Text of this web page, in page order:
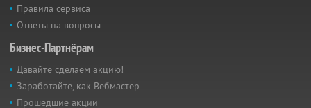
Правила сервиса
Ответы на вопросы
Бизнес-Партнёрам
Давайте сделаем акцию!
Заработайте, как Вебмастер
Прошедшие акции